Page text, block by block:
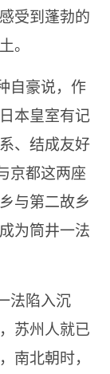
受到蓬勃的
。
自豪说，作
本皇室有记
、结成友好
京都这两座
与第二故乡
为筒井一法
法陷入沉
苏州人就已
南北朝时，